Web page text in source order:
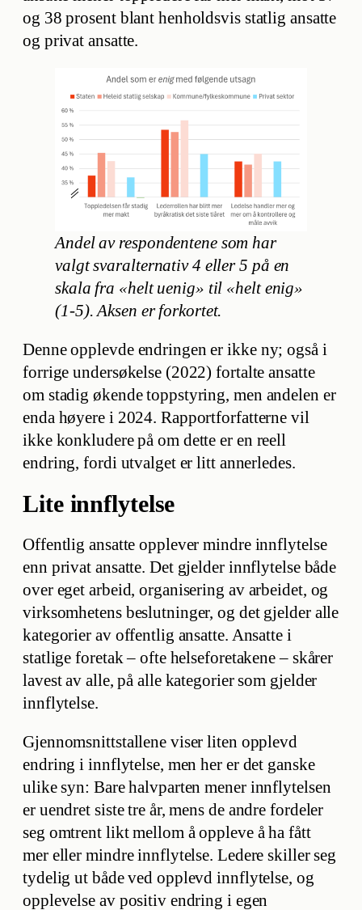
og 38 prosent blant henholdsvis statlig ansatte
og privat ansatte.
Andel av respondentene som har
valgt svaralternativ 4 eller 5 på en
skala fra «helt uenig» til «helt enig»
(1-5). Aksen er forkortet.
Denne opplevde endringen er ikke ny; også i
forrige undersøkelse (2022) fortalte ansatte
om stadig økende toppstyring, men andelen er
enda høyere i 2024. Rapportforfatterne vil
ikke konkludere på om dette er en reell
endring, fordi utvalget er litt annerledes.
Lite innflytelse
Offentlig ansatte opplever mindre innflytelse
enn privat ansatte. Det gjelder innflytelse både
over eget arbeid, organisering av arbeidet, og
virksomhetens beslutninger, og det gjelder alle
kategorier av offentlig ansatte. Ansatte i
statlige foretak – ofte helseforetakene – skårer
lavest av alle, på alle kategorier som gjelder
innflytelse.
Gjennomsnittstallene viser liten opplevd
endring i innflytelse, men her er det ganske
ulike syn: Bare halvparten mener innflytelsen
er uendret siste tre år, mens de andre fordeler
seg omtrent likt mellom å oppleve å ha fått
mer eller mindre innflytelse. Ledere skiller seg
tydelig ut både ved opplevd innflytelse, og
opplevelse av positiv endring i egen